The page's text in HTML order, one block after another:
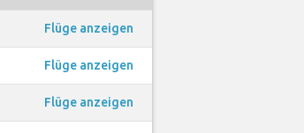
Flüge anzeigen
Flüge anzeigen
Flüge anzeigen